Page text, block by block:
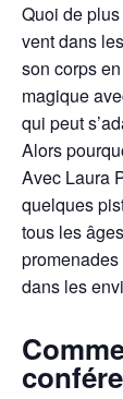
Quoi de
vent dans
son corps
magique
qui peut
Alors
Avec Laura
quelques
tous les
dans les